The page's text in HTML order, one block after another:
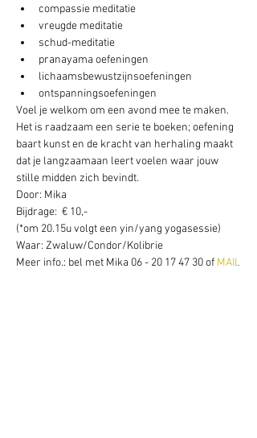
compassie meditatie
vreugde meditatie
schud-meditatie
pranayama oefeningen
lichaamsbewustzijnsoefeningen
ontspanningsoefeningen
Voel je welkom om een avond mee te maken.
Het is raadzaam een serie te boeken; oefening
baart kunst en de kracht van herhaling maakt
dat je langzaamaan leert voelen waar jouw
stille midden zich bevindt.
Door: Mika
Bijdrage:  € 10,-
(*om 20.15u volgt een yin/yang yogasessie)
Waar: Zwaluw/Condor/Kolibrie
Meer info.: bel met Mika 06 - 20 17 47 30 of MAIL